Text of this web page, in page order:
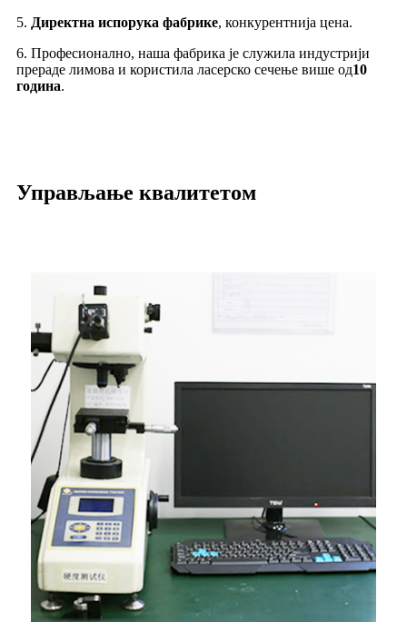
5. Директна испорука фабрике, конкурентнија цена.
6. Професионално, наша фабрика је служила индустрији
прераде лимова и користила ласерско сечење више од10
година.
Управљање квалитетом